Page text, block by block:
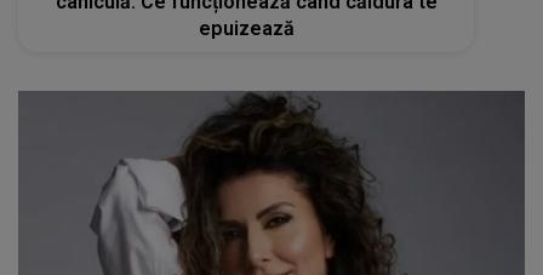
epuizează